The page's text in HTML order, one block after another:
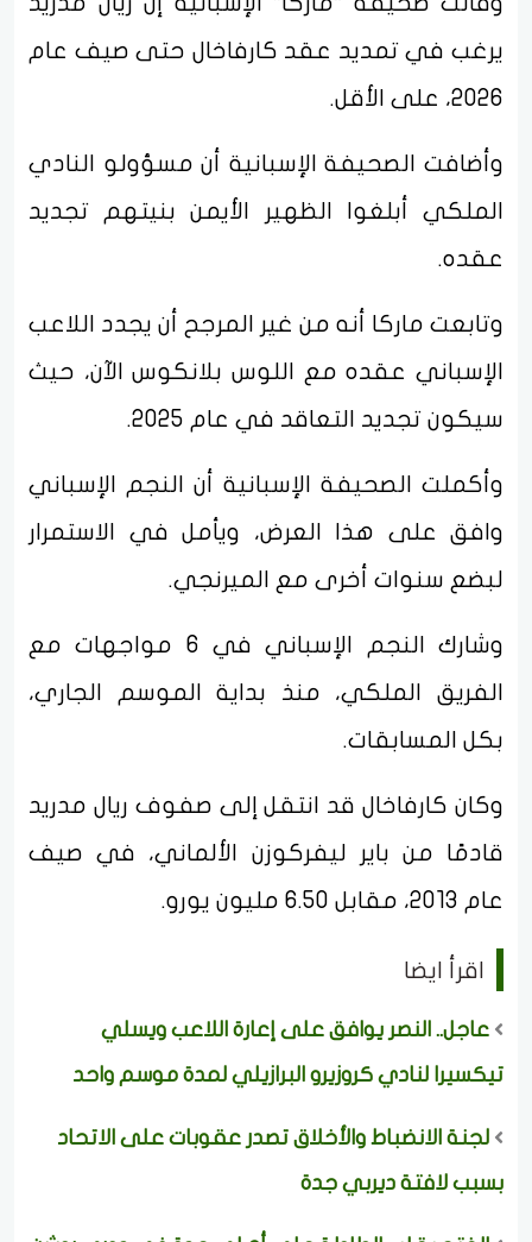
يرغب في تمديد عقد كارفاخال حتى صيف عام
2026، على الأقل.
وأضافت الصحيفة الإسبانية أن مسؤولو النادي
الملكي أبلغوا الظهير الأيمن بنيتهم تجديد
عقده.
وتابعت ماركا أنه من غير المرجح أن يجدد اللاعب
الإسباني عقده مع اللوس بلانكوس الآن، حيث
سيكون تجديد التعاقد في عام 2025.
وأكملت الصحيفة الإسبانية أن النجم الإسباني
وافق على هذا العرض، ويأمل في الاستمرار
لبضع سنوات أخرى مع الميرنجي.
وشارك النجم الإسباني في 6 مواجهات مع
الفريق الملكي، منذ بداية الموسم الجاري،
بكل المسابقات.
وكان كارفاخال قد انتقل إلى صفوف ريال مدريد
قادمًا من باير ليفركوزن الألماني، في صيف
عام 2013، مقابل 6.50 مليون يورو.
اقرأ ايضا
عاجل.. النصر يوافق على إعارة اللاعب ويسلي
تيكسيرا لنادي كروزيرو البرازيلي لمدة موسم واحد
لجنة الانضباط والأخلاق تصدر عقوبات على الاتحاد
بسبب لافتة ديربي جدة